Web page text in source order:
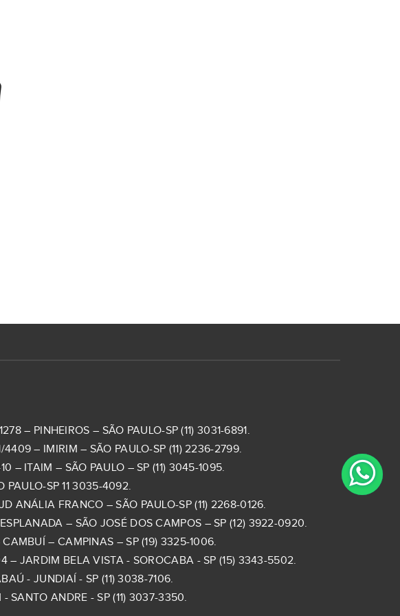
– PINHEIROS – SÃO PAULO-SP (11) 3031-6891.
– IMIRIM – SÃO PAULO-SP (11) 2236-2799.
– ITAIM – SÃO PAULO – SP (11) 3045-1095.
PAULO-SP 11 3035-4092.
ANÁLIA FRANCO – SÃO PAULO-SP (11) 2268-0126.
– SÃO JOSÉ DOS CAMPOS – SP (12) 3922-0920.
– CAMPINAS – SP (19) 3325-1006.
– JARDIM BELA VISTA - SOROCABA - SP (15) 3343-5502.
- JUNDIAÍ - SP (11) 3038-7106.
SANTO ANDRE - SP (11) 3037-3350.